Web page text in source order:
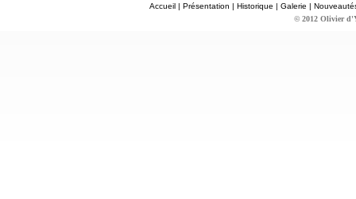
Accueil | Présentation | Historique | Galerie |
© 2012 Olivier